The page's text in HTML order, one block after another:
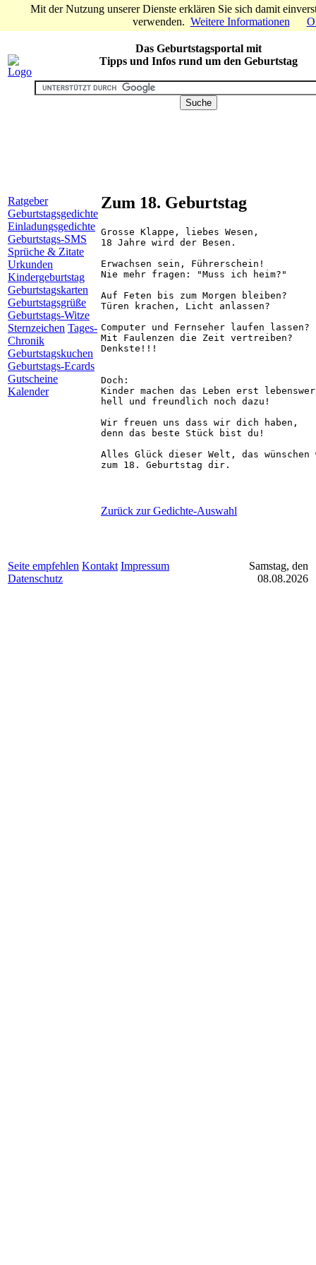
Das Geburtstagsportal mit
Tipps und Infos rund um den Geburtstag
Ratgeber
Geburtstagsgedichte
Einladungsgedichte
Geburtstags-SMS
Sprüche & Zitate
Urkunden
Kindergeburtstag
Geburtstagskarten
Geburtstagsgrüße
Geburtstags-Witze
Sternzeichen Tages-
Chronik
Geburtstagskuchen
Geburtstags-Ecards
Gutscheine
Kalender
Zum 18. Geburtstag
Grosse Klappe, liebes Wesen,
18 Jahre wird der Besen.
Erwachsen sein, Führerschein!
Nie mehr fragen: "Muss ich heim?"
Auf Feten bis zum Morgen bleiben?
Türen krachen, Licht anlassen?
Computer und Fernseher laufen lassen?
Mit Faulenzen die Zeit vertreiben?
Denkste!!!
Doch:
Kinder machen das Leben erst
hell und freundlich noch dazu!
Wir freuen uns dass wir dich haben,
denn das beste Stück bist du!
Alles Glück dieser Welt, das wünschen
Zurück zur Gedichte-Auswahl
Seite empfehlen Kontakt Impressum
Datenschutz
Samstag, den
08.08.2026
Mit der Nutzung unserer Dienste erklären Sie sich damit
verwenden. Weitere Informationen